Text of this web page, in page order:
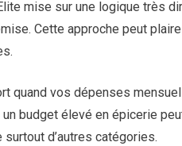
mise sur une logique très
Cette approche peut
quand vos dépenses
budget élevé en épicerie
d’autres catégories.